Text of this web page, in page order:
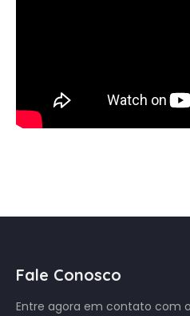
Fale Conosco
Entre agora em contato com o